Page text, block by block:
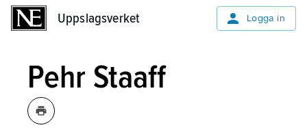
Uppslagsverket Logga in
Pehr Staaff